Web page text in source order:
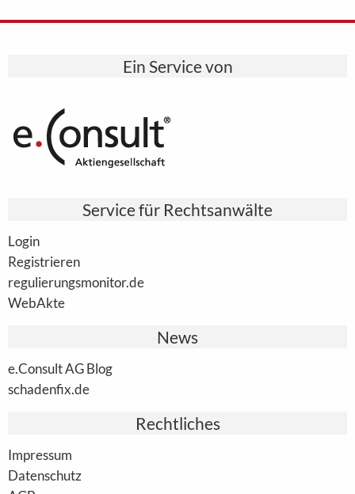
Ein Service von
Service für Rechtsanwälte
Login
Registrieren
regulierungsmonitor.de
WebAkte
News
e.Consult AG Blog
schadenfix.de
Rechtliches
Impressum
Datenschutz